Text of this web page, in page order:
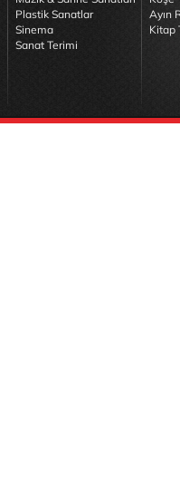
Plastik Sanatlar
Sinema
Sanat Terimi
Ayın
Kitap